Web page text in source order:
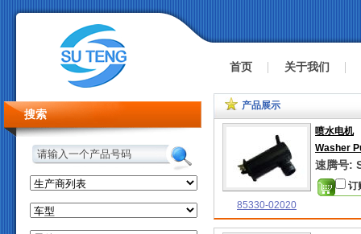
首页 关于我们
产品展示
85330-02020
喷水电机
Washer
速腾号:
订
搜索
请输入一个产品号码